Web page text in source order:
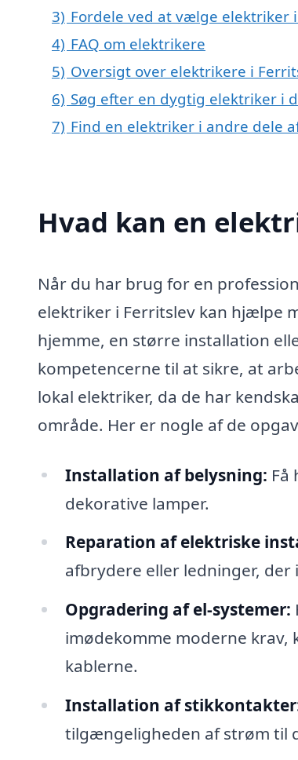
3) Fordele ved at vælge elektriker
4) FAQ om elektrikere
5) Oversigt over elektrikere i
6) Søg efter en dygtig elektriker i
7) Find en elektriker i andre dele
Hvad kan en
Når du har brug for en
elektriker i Ferritslev kan hjælpe
hjemme, en større installation
kompetencerne til at sikre, at
lokal elektriker, da de har
område. Her er nogle af de
Installation af belysning: Få
dekorative lamper.
Reparation af elektriske
afbrydere eller ledninger, der
Opgradering af el-systemer:
imødekomme moderne
kablerne.
Installation af
tilgængeligheden af strøm til